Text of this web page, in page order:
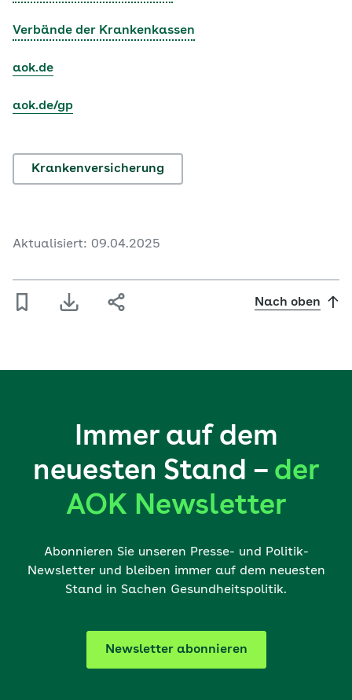
Verbände der Krankenkassen
aok.de
aok.de/gp
Krankenversicherung
Aktualisiert: 09.04.2025
Nach oben
Immer auf dem
neuesten Stand – der
AOK Newsletter
Abonnieren Sie unseren Presse- und Politik-
Newsletter und bleiben immer auf dem neuesten
Stand in Sachen Gesundheitspolitik.
Newsletter abonnieren